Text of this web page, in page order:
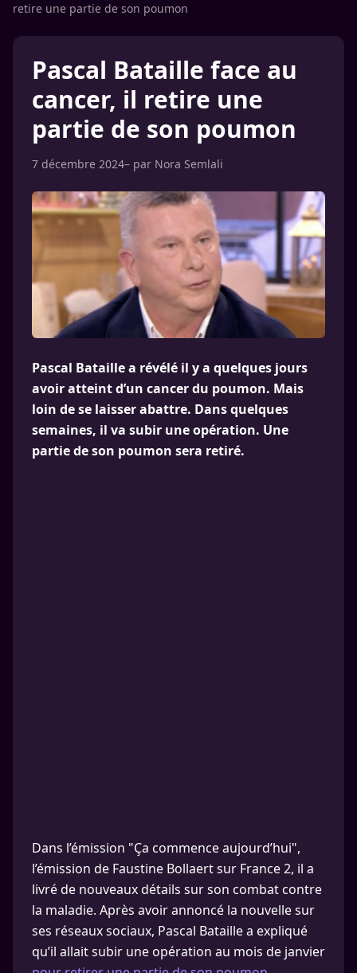
retire une partie de son poumon
Pascal Bataille face au
cancer, il retire une
partie de son poumon
7 décembre 2024– par Nora Semlali
Pascal Bataille a révélé il y a quelques jours
avoir atteint d’un cancer du poumon. Mais
loin de se laisser abattre. Dans quelques
semaines, il va subir une opération. Une
partie de son poumon sera retiré.
Dans l’émission "Ça commence aujourd’hui",
l’émission de Faustine Bollaert sur France 2, il a
livré de nouveaux détails sur son combat contre
la maladie. Après avoir annoncé la nouvelle sur
ses réseaux sociaux, Pascal Bataille a expliqué
qu’il allait subir une opération au mois de janvier